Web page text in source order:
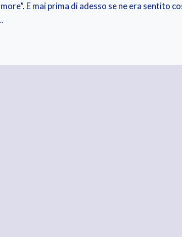
E mai prima di adesso se ne era sentito